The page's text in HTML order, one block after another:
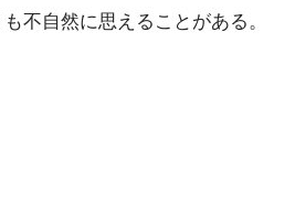
不自然に思えることがある。